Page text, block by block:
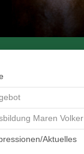
Maren Volker
Aktuelles